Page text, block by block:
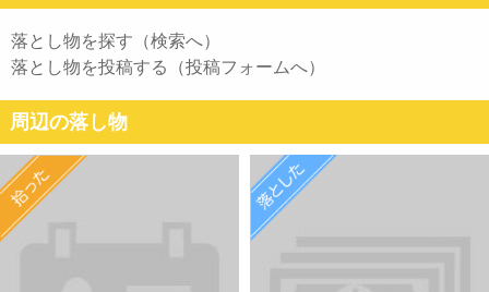
落とし物を探す（検索へ）
落とし物を投稿する（投稿フォームへ）
周辺の落し物